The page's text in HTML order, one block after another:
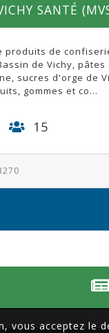
IES)
« zéro »
propose
toute la
l...
vous acceptez le